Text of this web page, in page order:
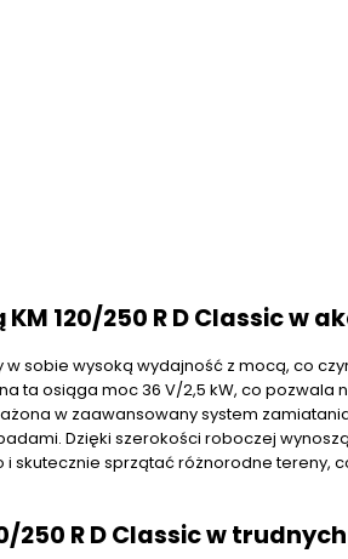
120/250 R D Classic w
w sobie wysoką wydajność z mocą, co
ta osiąga moc 36 V/2,5 kW, co pozwala
w zaawansowany system zamiatania,
Dzięki szerokości roboczej
skutecznie sprzątać różnorodne tereny,
250 R D Classic w